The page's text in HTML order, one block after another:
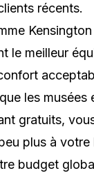
récents.
le meilleur
les musées
gratuits,
plus à
budget